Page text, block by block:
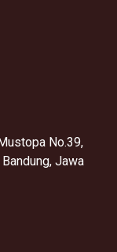
No.39,
Jawa